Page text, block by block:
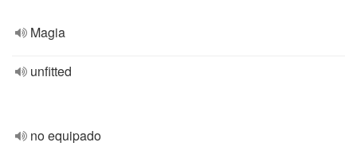
Magia
unfitted
no equipado